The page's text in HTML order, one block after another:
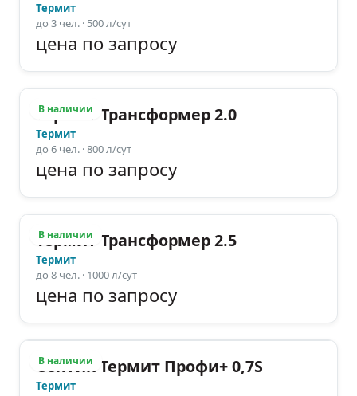
Термит
до 3 чел. · 500 л/сут
цена по запросу
В наличии
Термит Трансформер 2.0
Термит
до 6 чел. · 800 л/сут
цена по запросу
В наличии
Термит Трансформер 2.5
Термит
до 8 чел. · 1000 л/сут
цена по запросу
В наличии
Септик Термит Профи+ 0,7S
Термит